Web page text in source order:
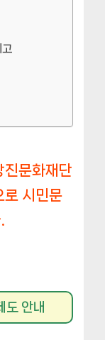
진문화재단
로 시민문
도 안내